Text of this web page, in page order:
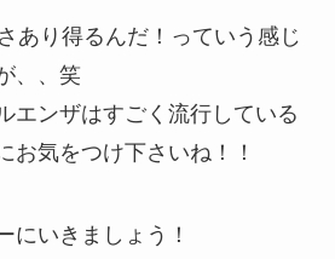
あり得るんだ！っていう感じ
、、笑
エンザはすごく流行している
お気をつけ下さいね！！
にいきましょう！